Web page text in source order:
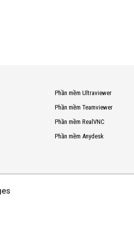
Phần mềm Ultraviewer
Phần mềm Teamviewer
Phần mềm RealVNC
Phần mềm Anydesk